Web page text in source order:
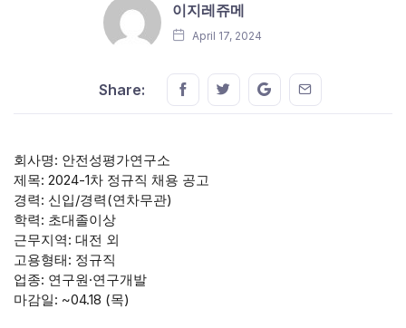
이지레쥬메
April 17, 2024
Share: Share this on FaceBook
Share this on Twitter
Share this on GMail
Share this on
회사명: 안전성평가연구소
제목: 2024-1차 정규직 채용 공고
경력: 신입/경력(연차무관)
학력: 초대졸이상
근무지역: 대전 외
고용형태: 정규직
업종: 연구원·연구개발
마감일: ~04.18 (목)